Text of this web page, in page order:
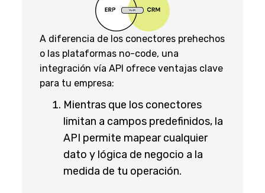
A diferencia de los conectores prehechos
o las plataformas no-code, una
integración vía API ofrece ventajas clave
para tu empresa:
Mientras que los conectores
limitan a campos predefinidos, la
API permite mapear cualquier
dato y lógica de negocio a la
medida de tu operación.